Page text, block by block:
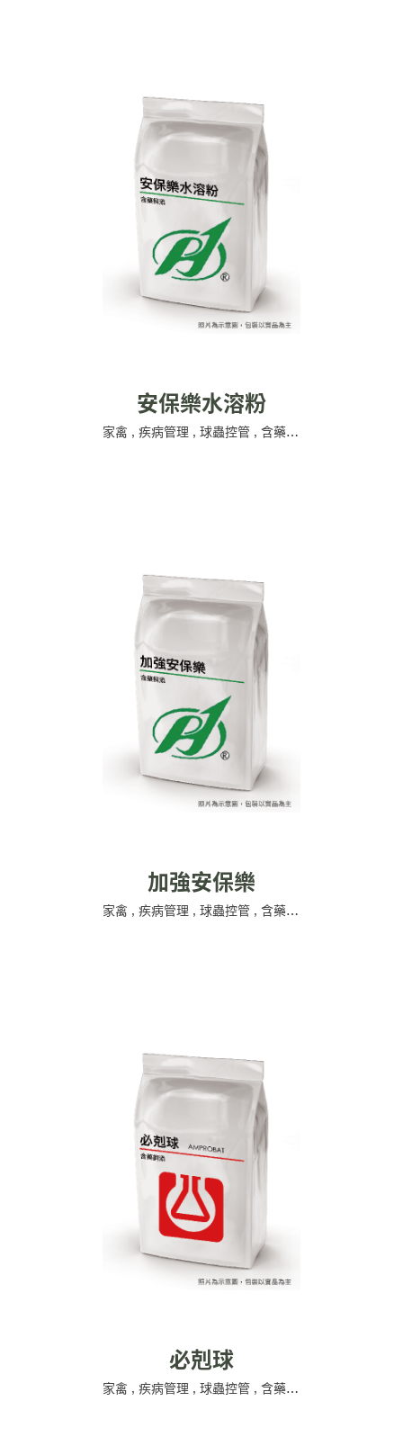
安保樂水溶粉
家禽 ,疾病管理 ,球蟲控管 ,含藥飼添
加強安保樂
家禽 ,疾病管理 ,球蟲控管 ,含藥飼添
必剋球
家禽 ,疾病管理 ,球蟲控管 ,含藥飼添